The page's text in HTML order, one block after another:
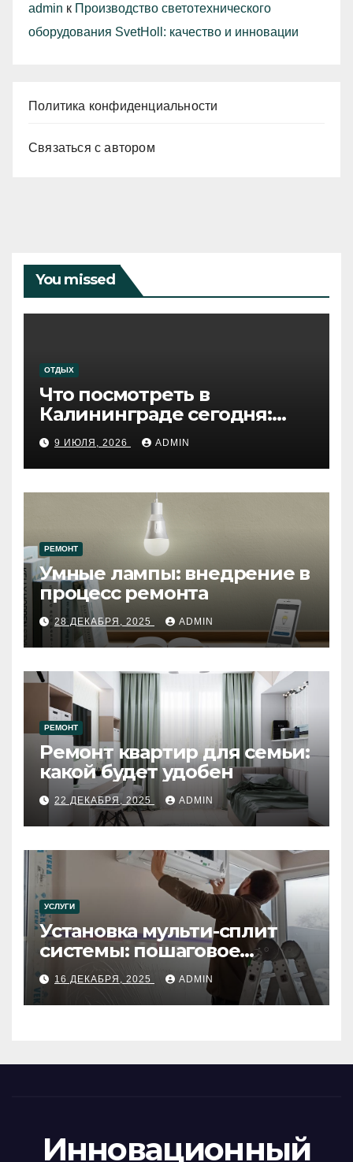
admin к Производство светотехнического
оборудования SvetHoll: качество и инновации
Политика конфиденциальности
Связаться с автором
You missed
ОТДЫХ
Что посмотреть в
Калининграде сегодня:
путеводитель по самому
западному городу России
9 ИЮЛЯ, 2026 ADMIN
РЕМОНТ
Умные лампы: внедрение в
процесс ремонта
28 ДЕКАБРЯ, 2025 ADMIN
РЕМОНТ
Ремонт квартир для семьи:
какой будет удобен
22 ДЕКАБРЯ, 2025 ADMIN
УСЛУГИ
Установка мульти-сплит
системы: пошаговое
руководство
16 ДЕКАБРЯ, 2025 ADMIN
Инновационный